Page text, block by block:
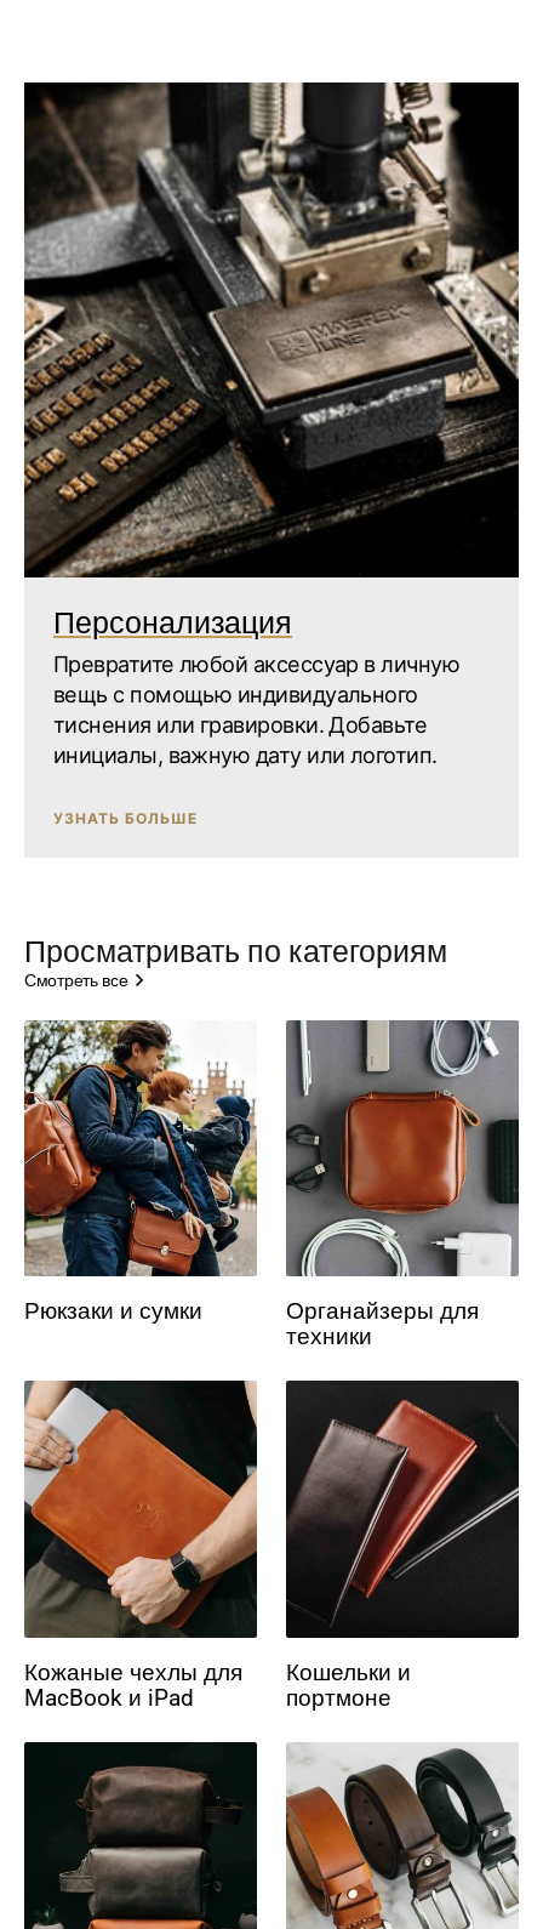
Персонализация
Превратите любой аксессуар в личную
вещь с помощью индивидуального
тиснения или гравировки. Добавьте
инициалы, важную дату или логотип.
УЗНАТЬ БОЛЬШЕ
Просматривать по категориям
Смотреть все
Рюкзаки и сумки
Органайзеры для
техники
Кожаные чехлы для
MacBook и iPad
Кошельки и
портмоне